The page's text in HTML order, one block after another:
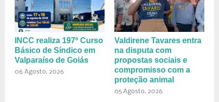
INCC realiza 197º Curso
Básico de Síndico em
Valparaíso de Goiás
06 Agosto, 2026
Valdirene Tavares entra
na disputa com
propostas sociais e
compromisso com a
proteção animal
05 Agosto, 2026